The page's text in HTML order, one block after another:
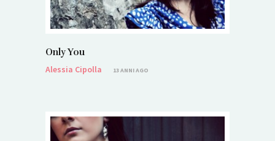
Only You
Alessia Cipolla
13 ANNI AGO